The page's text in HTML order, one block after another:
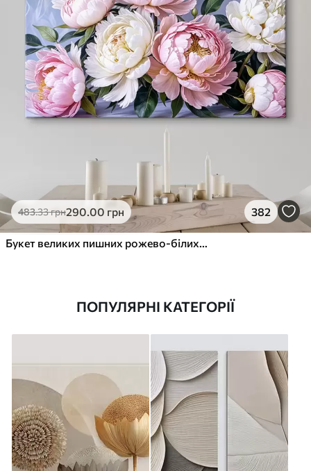
483.33грн290.00 грн 382
Букет великих пишних рожево-білих квітів півонії із зеленим листям на м’якому розмитому фоні
ПОПУЛЯРНІ КАТЕГОРІЇ